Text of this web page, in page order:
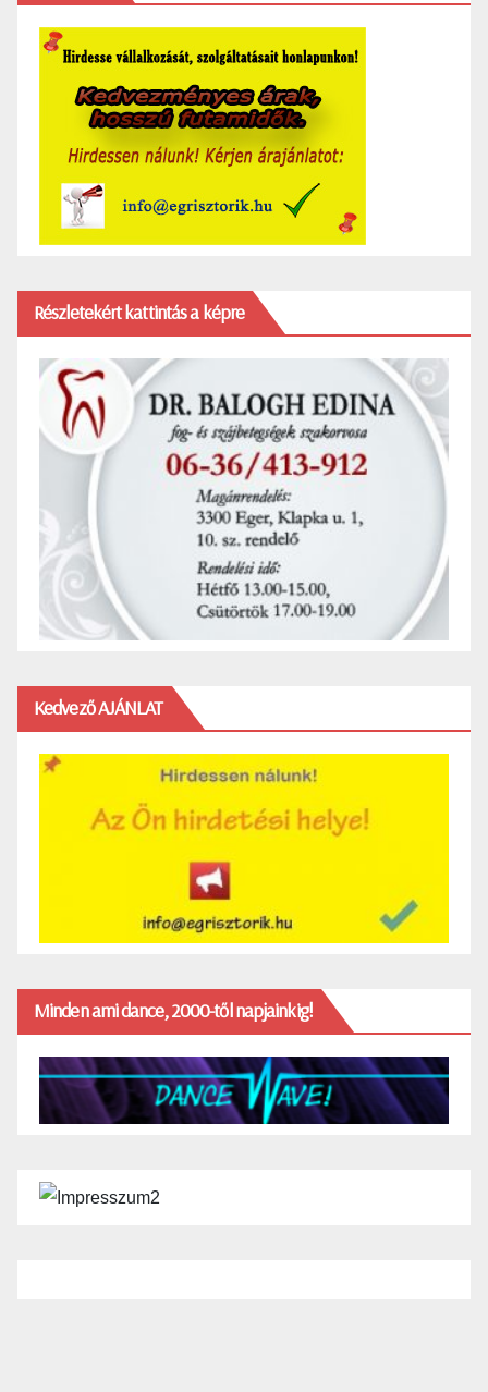
Részletekért kattintás a képre
Kedvező AJÁNLAT
Minden ami dance, 2000-től napjainkig!